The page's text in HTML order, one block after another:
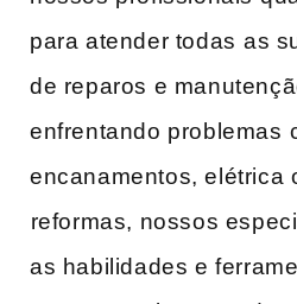
para atender todas ⁤as
de reparos e‍
enfrentando problemas⁣
encanamentos, elétrica
⁣reformas, nossos
as habilidades e